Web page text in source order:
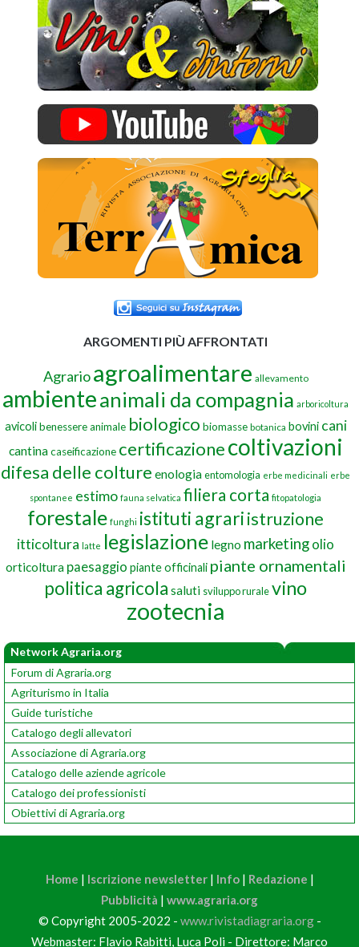
ARGOMENTI PIÙ AFFRONTATI
Agrario agroalimentare allevamento
ambienteanimali da compagnia arboricoltura
avicoli benessere animale biologico biomasse botanica bovini cani
cantina caseificazione certificazionecoltivazioni
difesa delle colture enologiaentomologia erbe medicinali erbe
spontanee estimo fauna selvatica filiera corta fitopatologia
forestale funghi istituti agrariistruzione
itticoltura latte legislazione legno marketingolio
orticoltura paesaggio piante officinali piante ornamentali
politica agricola saluti sviluppo ruralevino
zootecnia
Network Agraria.org
Forum di Agraria.org
Agriturismo in Italia
Guide turistiche
Catalogo degli allevatori
Associazione di Agraria.org
Catalogo delle aziende agricole
Catalogo dei professionisti
Obiettivi di Agraria.org
Home | Iscrizione newsletter| Info| Redazione |
Pubblicità | www.agraria.org
© Copyright 2005-2022 - www.rivistadiagraria.org-
Webmaster: Flavio Rabitti, Luca Poli - Direttore: Marco